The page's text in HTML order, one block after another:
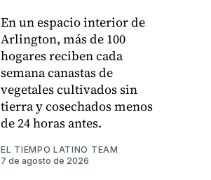
En un espacio interior de
Arlington, más de 100
hogares reciben cada
semana canastas de
vegetales cultivados sin
tierra y cosechados menos
de 24 horas antes.
EL TIEMPO LATINO TEAM
7 de agosto de 2026